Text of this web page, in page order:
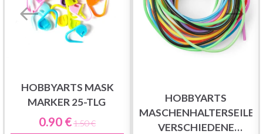
HOBBYARTS MASK
MARKER 25-TLG
0.90 €1.50 €
HOBBYARTS
MASCHENHALTERSEILE,
VERSCHIEDENE